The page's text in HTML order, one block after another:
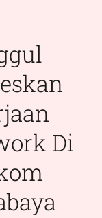
Services
Products
NewsDi